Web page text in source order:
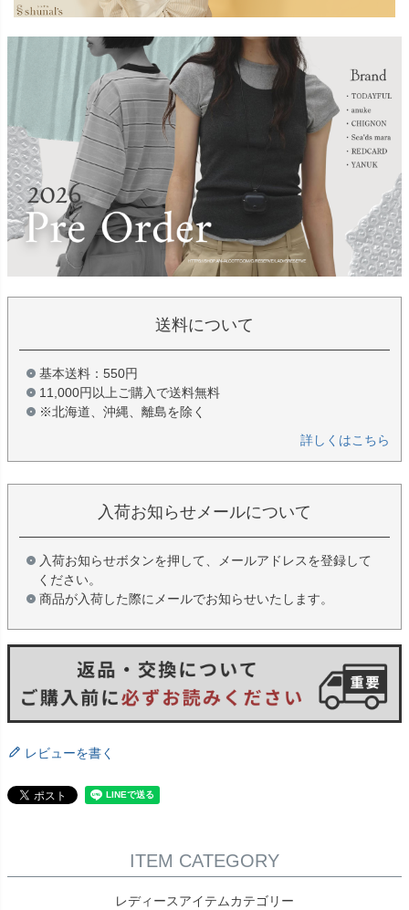
送料について
基本送料：550円
11,000円以上ご購入で送料無料
※北海道、沖縄、離島を除く
詳しくはこちら
入荷お知らせメールについて
入荷お知らせボタンを押して、メールアドレスを登録して
ください。
商品が入荷した際にメールでお知らせいたします。
レビューを書く
ITEM CATEGORY
レディースアイテムカテゴリー